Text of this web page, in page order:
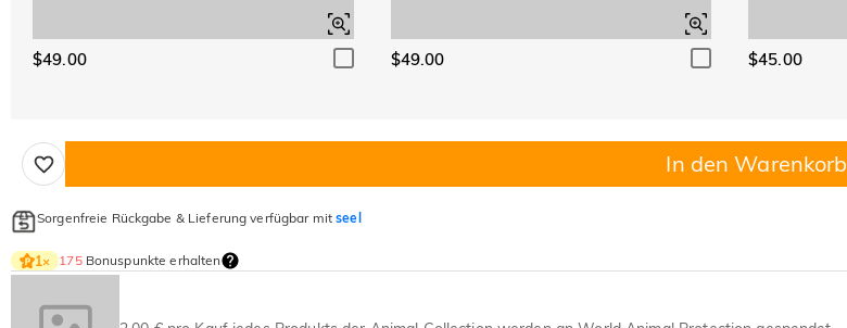
$49.00 $49.00 $45.00
In den Warenkorb
Sorgenfreie Rückgabe & Lieferung verfügbar mitseel
1× 175Bonuspunkte erhalten